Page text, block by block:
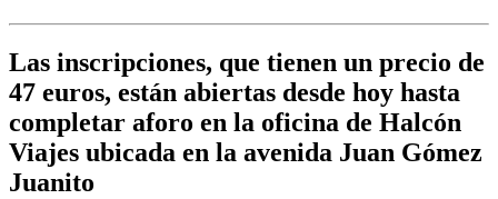
Las inscripciones, que tienen un precio de
47 euros, están abiertas desde hoy hasta
completar aforo en la oficina de Halcón
Viajes ubicada en la avenida Juan Gómez
Juanito